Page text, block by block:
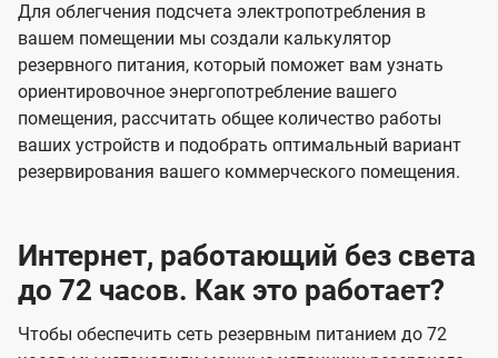
Для облегчения подсчета электропотребления в
вашем помещении мы создали калькулятор
резервного питания, который поможет вам узнать
ориентировочное энергопотребление вашего
помещения, рассчитать общее количество работы
ваших устройств и подобрать оптимальный вариант
резервирования вашего коммерческого помещения.
Интернет, работающий без света
до 72 часов. Как это работает?
Чтобы обеспечить сеть резервным питанием до 72